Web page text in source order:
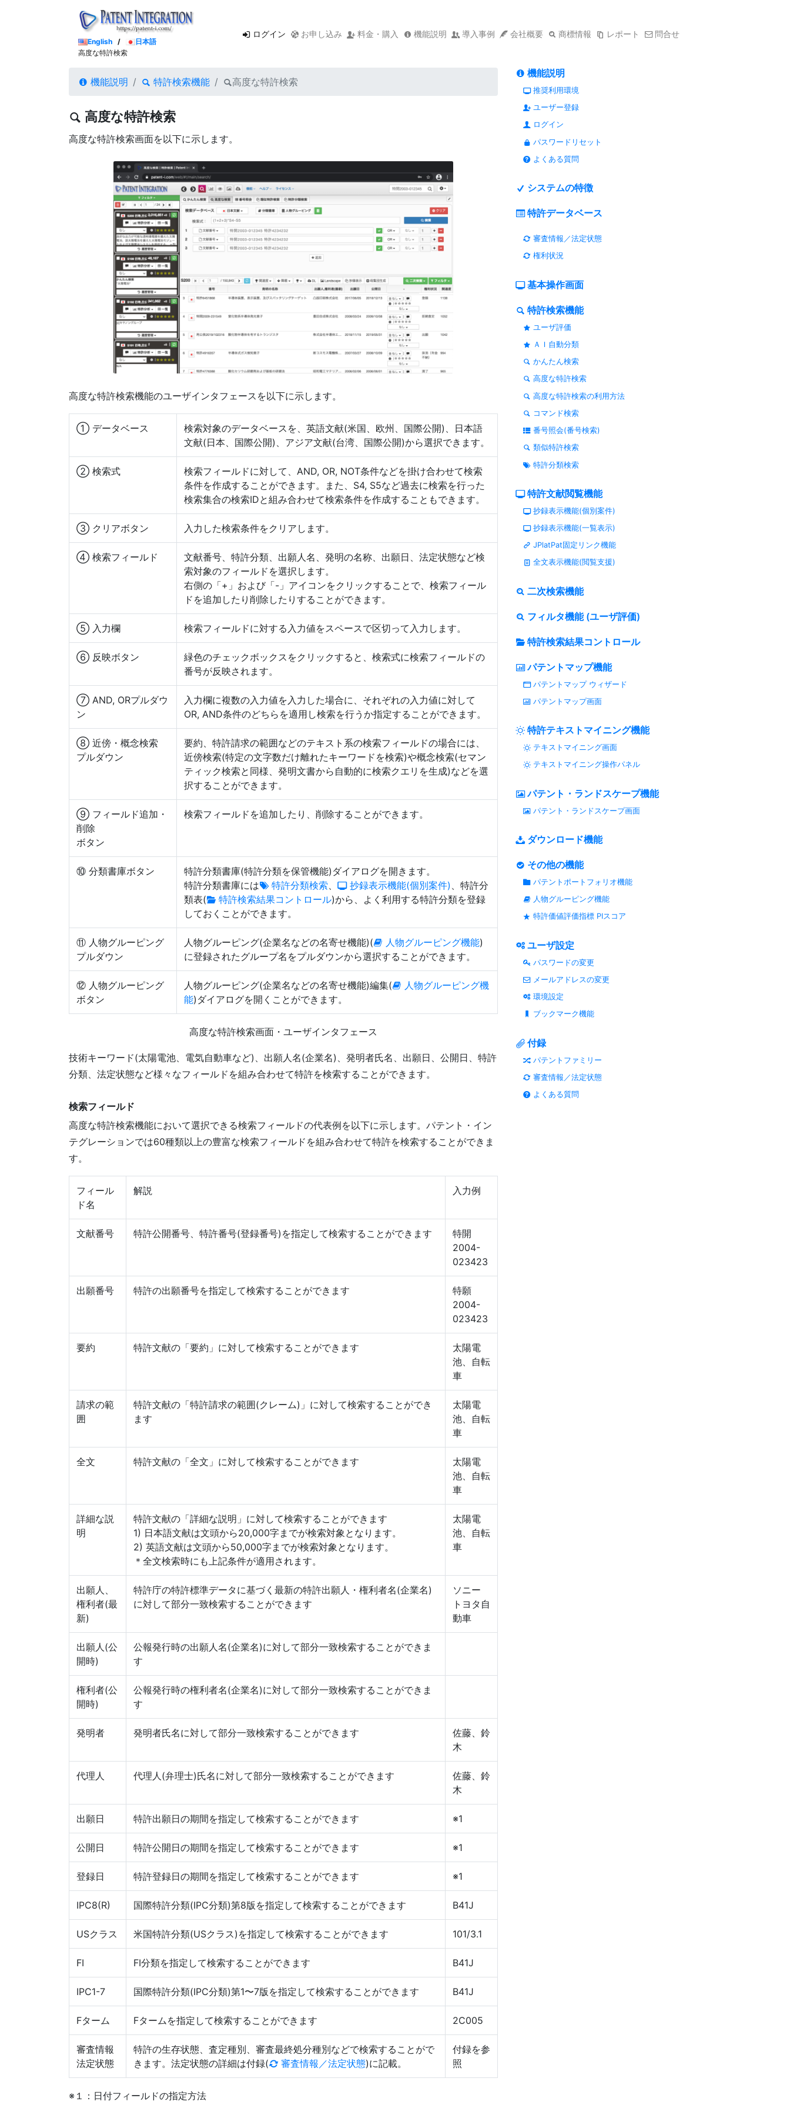
English /
日本語
高度な特許検索
ログイン お申し込み 料金・購入 機能説明 導入事例 会社概要 商標情報 レポート 問合せ
機能説明 特許検索機能 高度な特許検索
高度な特許検索
高度な特許検索画面を以下に示します。
高度な特許検索機能のユーザインタフェースを以下に示します。
① データベース
検索対象のデータベースを、英語文献(米国、欧州、国際公開)、日本語
文献(日本、国際公開)、アジア文献(台湾、国際公開)から選択できます。
② 検索式
検索フィールドに対して、AND, OR, NOT条件などを掛け合わせて検索
条件を作成することができます。また、S4, S5など過去に検索を行った
検索集合の検索IDと組み合わせて検索条件を作成することもできます。
③ クリアボタン 入力した検索条件をクリアします。
④ 検索フィールド
文献番号、特許分類、出願人名、発明の名称、出願日、法定状態など検
索対象のフィールドを選択します。
右側の「+」および「-」アイコンをクリックすることで、検索フィール
ドを追加したり削除したりすることができます。
⑤ 入力欄 検索フィールドに対する入力値をスペースで区切って入力します。
⑥ 反映ボタン
緑色のチェックボックスをクリックすると、検索式に検索フィールドの
番号が反映されます。
⑦ AND, ORプルダウ
ン
入力欄に複数の入力値を入力した場合に、それぞれの入力値に対して
OR, AND条件のどちらを適用し検索を行うか指定することができます。
⑧ 近傍・概念検索
プルダウン
要約、特許請求の範囲などのテキスト系の検索フィールドの場合には、
近傍検索(特定の文字数だけ離れたキーワードを検索)や概念検索(セマン
ティック検索と同様、発明文書から自動的に検索クエリを生成)などを選
択することができます。
⑨ フィールド追加・
削除
ボタン
検索フィールドを追加したり、削除することができます。
⑩ 分類書庫ボタン
特許分類書庫(特許分類を保管機能)ダイアログを開きます。
特許分類書庫には
特許分類検索、 抄録表示機能(個別案件) 、特許分
類表(
特許検索結果コントロール)から、よく利用する特許分類を登録
しておくことができます。
⑪ 人物グルーピング
プルダウン
人物グルーピング(企業名などの名寄せ機能)( 人物グルーピング機能)
に登録されたグループ名をプルダウンから選択することができます。
⑫ 人物グルーピング
ボタン
人物グルーピング(企業名などの名寄せ機能)編集(
人物グルーピング機
能)ダイアログを開くことができます。
高度な特許検索画面・ユーザインタフェース
技術キーワード(太陽電池、電気自動車など)、出願人名(企業名)、発明者氏名、出願日、公開日、特許
分類、法定状態など様々なフィールドを組み合わせて特許を検索することができます。
検索フィールド
高度な特許検索機能において選択できる検索フィールドの代表例を以下に示します。パテント・イン
テグレーションでは60種類以上の豊富な検索フィールドを組み合わせて特許を検索することができま
す。
フィール
ド名
解説 入力例
文献番号 特許公開番号、特許番号(登録番号)を指定して検索することができます
特開
2004-
023423
出願番号 特許の出願番号を指定して検索することができます
特願
2004-
023423
要約 特許文献の「要約」に対して検索することができます
太陽電
池、自転
車
請求の範
囲
特許文献の「特許請求の範囲(クレーム)」に対して検索することができ
ます
太陽電
池、自転
車
全文 特許文献の「全文」に対して検索することができます
太陽電
池、自転
車
詳細な説
明
特許文献の「詳細な説明」に対して検索することができます
1) 日本語文献は文頭から20,000字までが検索対象となります。
2) 英語文献は文頭から50,000字までが検索対象となります。
＊全文検索時にも上記条件が適用されます。
太陽電
池、自転
車
出願人、
権利者(最
新)
特許庁の特許標準データに基づく最新の特許出願人・権利者名(企業名)
に対して部分一致検索することができます
ソニー
トヨタ自
動車
出願人(公
開時)
公報発行時の出願人名(企業名)に対して部分一致検索することができま
す
権利者(公
開時)
公報発行時の権利者名(企業名)に対して部分一致検索することができま
す
発明者 発明者氏名に対して部分一致検索することができます
佐藤、鈴
木
代理人 代理人(弁理士)氏名に対して部分一致検索することができます
佐藤、鈴
木
出願日 特許出願日の期間を指定して検索することができます ※1
公開日 特許公開日の期間を指定して検索することができます ※1
登録日 特許登録日の期間を指定して検索することができます ※1
IPC8(R) 国際特許分類(IPC分類)第8版を指定して検索することができます B41J
USクラス 米国特許分類(USクラス)を指定して検索することができます 101/3.1
FI FI分類を指定して検索することができます B41J
IPC1-7 国際特許分類(IPC分類)第1〜7版を指定して検索することができます B41J
Fターム Fタームを指定して検索することができます 2C005
審査情報
法定状態
特許の生存状態、査定種別、審査最終処分種別などで検索することがで
きます。法定状態の詳細は付録(
審査情報／法定状態)に記載。
付録を参
照
※１：日付フィールドの指定方法
機能説明
推奨利用環境
ユーザー登録
ログイン
パスワードリセット
よくある質問
システムの特徴
特許データベース
審査情報／法定状態
権利状況
基本操作画面
特許検索機能
ユーザ評価
ＡＩ自動分類
かんたん検索
高度な特許検索
高度な特許検索の利用方法
コマンド検索
番号照会(番号検索)
類似特許検索
特許分類検索
特許文献閲覧機能
抄録表示機能(個別案件)
抄録表示機能(一覧表示)
JPlatPat固定リンク機能
全文表示機能(閲覧支援)
二次検索機能
フィルタ機能 (ユーザ評価)
特許検索結果コントロール
パテントマップ機能
パテントマップ ウィザード
パテントマップ画面
特許テキストマイニング機能
テキストマイニング画面
テキストマイニング操作パネル
パテント・ランドスケープ機能
パテント・ランドスケープ画面
ダウンロード機能
その他の機能
パテントポートフォリオ機能
人物グルーピング機能
特許価値評価指標 PIスコア
ユーザ設定
パスワードの変更
メールアドレスの変更
環境設定
ブックマーク機能
付録
パテントファミリー
審査情報／法定状態
よくある質問